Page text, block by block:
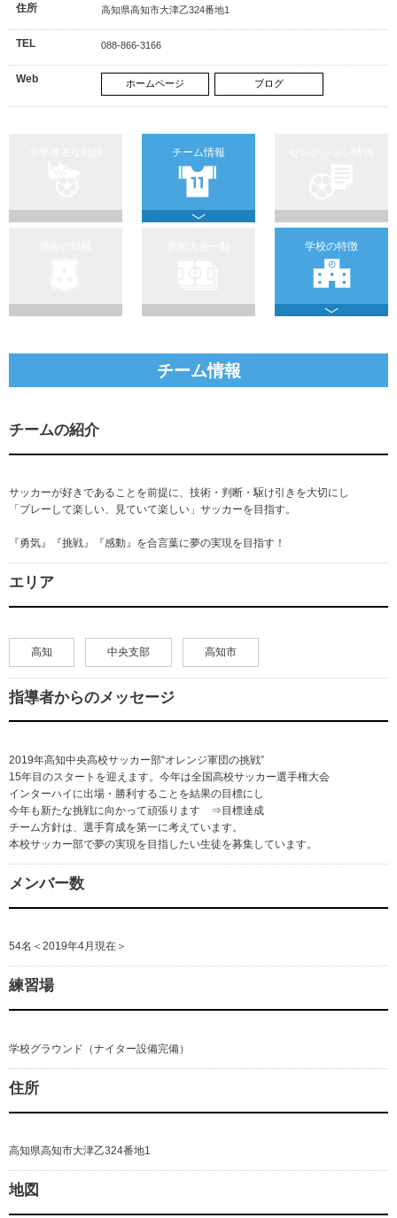
住所 高知県高知市大津乙324番地1
TEL 088-866-3166
Web ホームページ ブログ
チーム情報
学校の特徴
チーム情報
チームの紹介
サッカーが好きであることを前提に、技術・判断・駆け引きを大切にし
「プレーして楽しい、見ていて楽しい」サッカーを目指す。
『勇気』『挑戦』『感動』を合言葉に夢の実現を目指す！
エリア
高知 中央支部 高知市
指導者からのメッセージ
2019年高知中央高校サッカー部“オレンジ軍団の挑戦”
15年目のスタートを迎えます。今年は全国高校サッカー選手権大会
インターハイに出場・勝利することを結果の目標にし
今年も新たな挑戦に向かって頑張ります ⇒目標達成
チーム方針は、選手育成を第一に考えています。
本校サッカー部で夢の実現を目指したい生徒を募集しています。
メンバー数
54名＜2019年4月現在＞
練習場
学校グラウンド（ナイター設備完備）
住所
高知県高知市大津乙324番地1
地図